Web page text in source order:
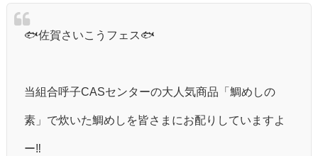
🐟佐賀さいこうフェス🐟
当組合呼子CASセンターの大人気商品「鯛めしの
素」で炊いた鯛めしを皆さまにお配りしていますよ
ー‼️